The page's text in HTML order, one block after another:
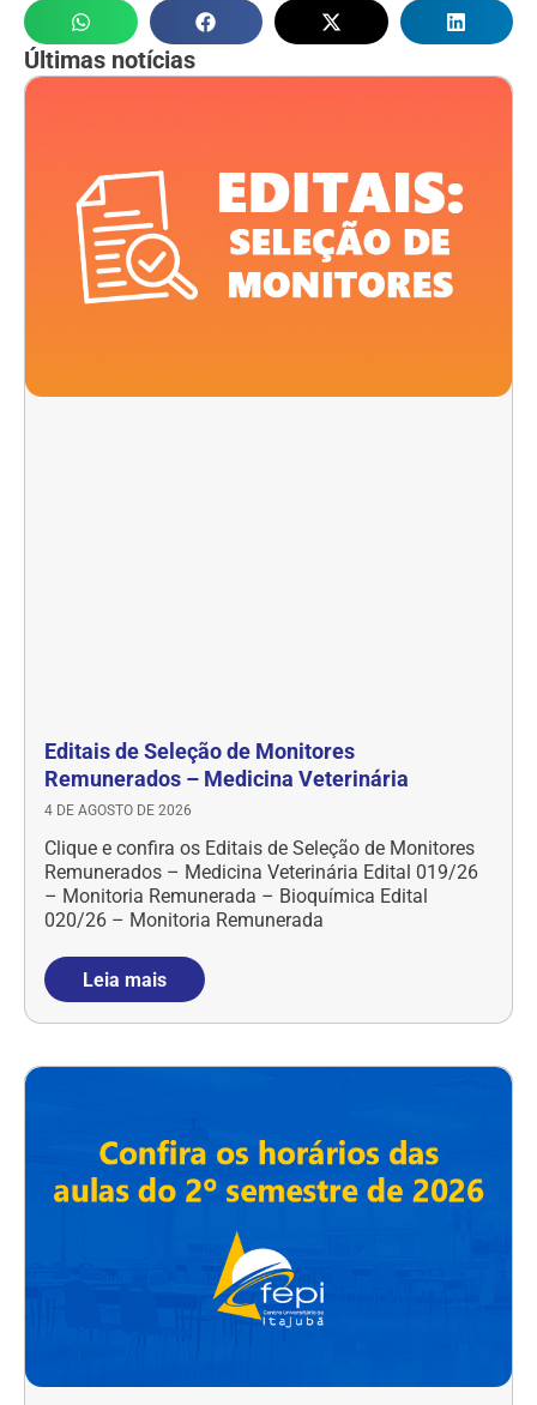
Últimas notícias
Editais de Seleção de Monitores
Remunerados – Medicina Veterinária
4 DE AGOSTO DE 2026
Clique e confira os Editais de Seleção de Monitores
Remunerados – Medicina Veterinária Edital 019/26
– Monitoria Remunerada – Bioquímica Edital
020/26 – Monitoria Remunerada
Leia mais